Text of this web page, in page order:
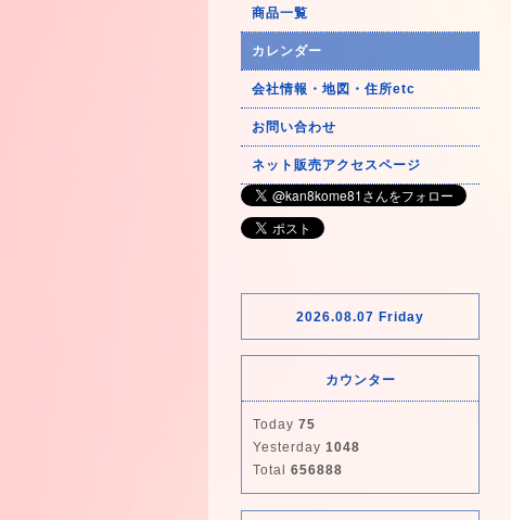
商品一覧
カレンダー
会社情報・地図・住所etc
お問い合わせ
ネット販売アクセスページ
2026.08.07 Friday
カウンター
Today 75
Yesterday 1048
Total 656888